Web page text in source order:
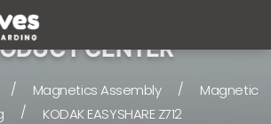
CENTER
/ Magnetics Assembly /
Magnetic
/ KODAK EASYSHARE Z712